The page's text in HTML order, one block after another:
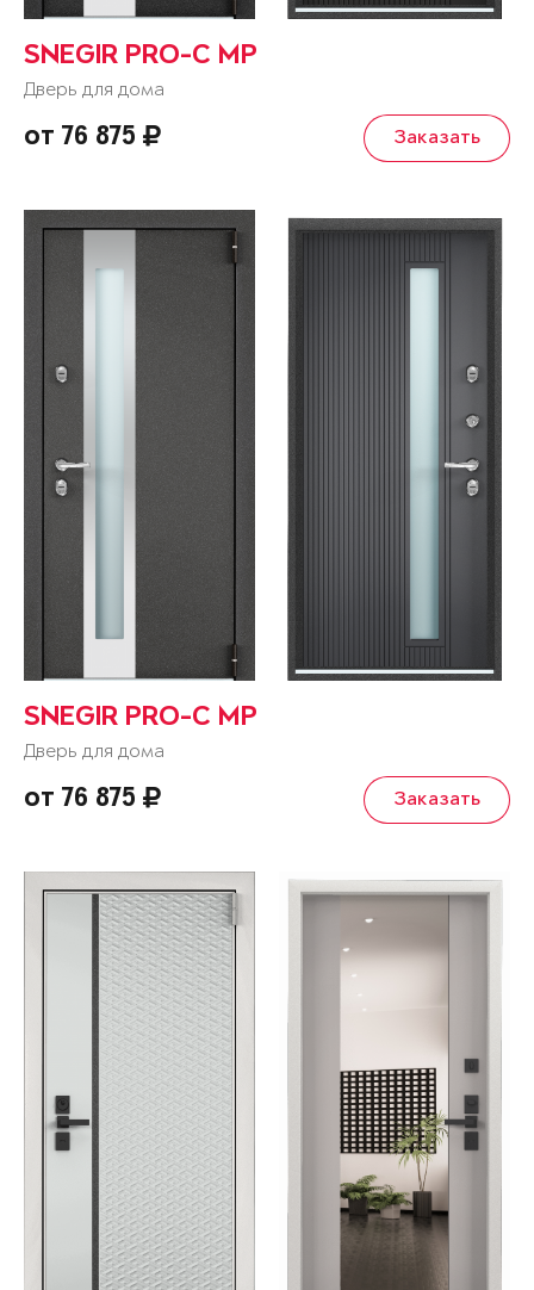
SNEGIR PRO-C MP
Дверь для дома
от 76 875 Заказать
SNEGIR PRO-C MP
Дверь для дома
от 76 875 Заказать